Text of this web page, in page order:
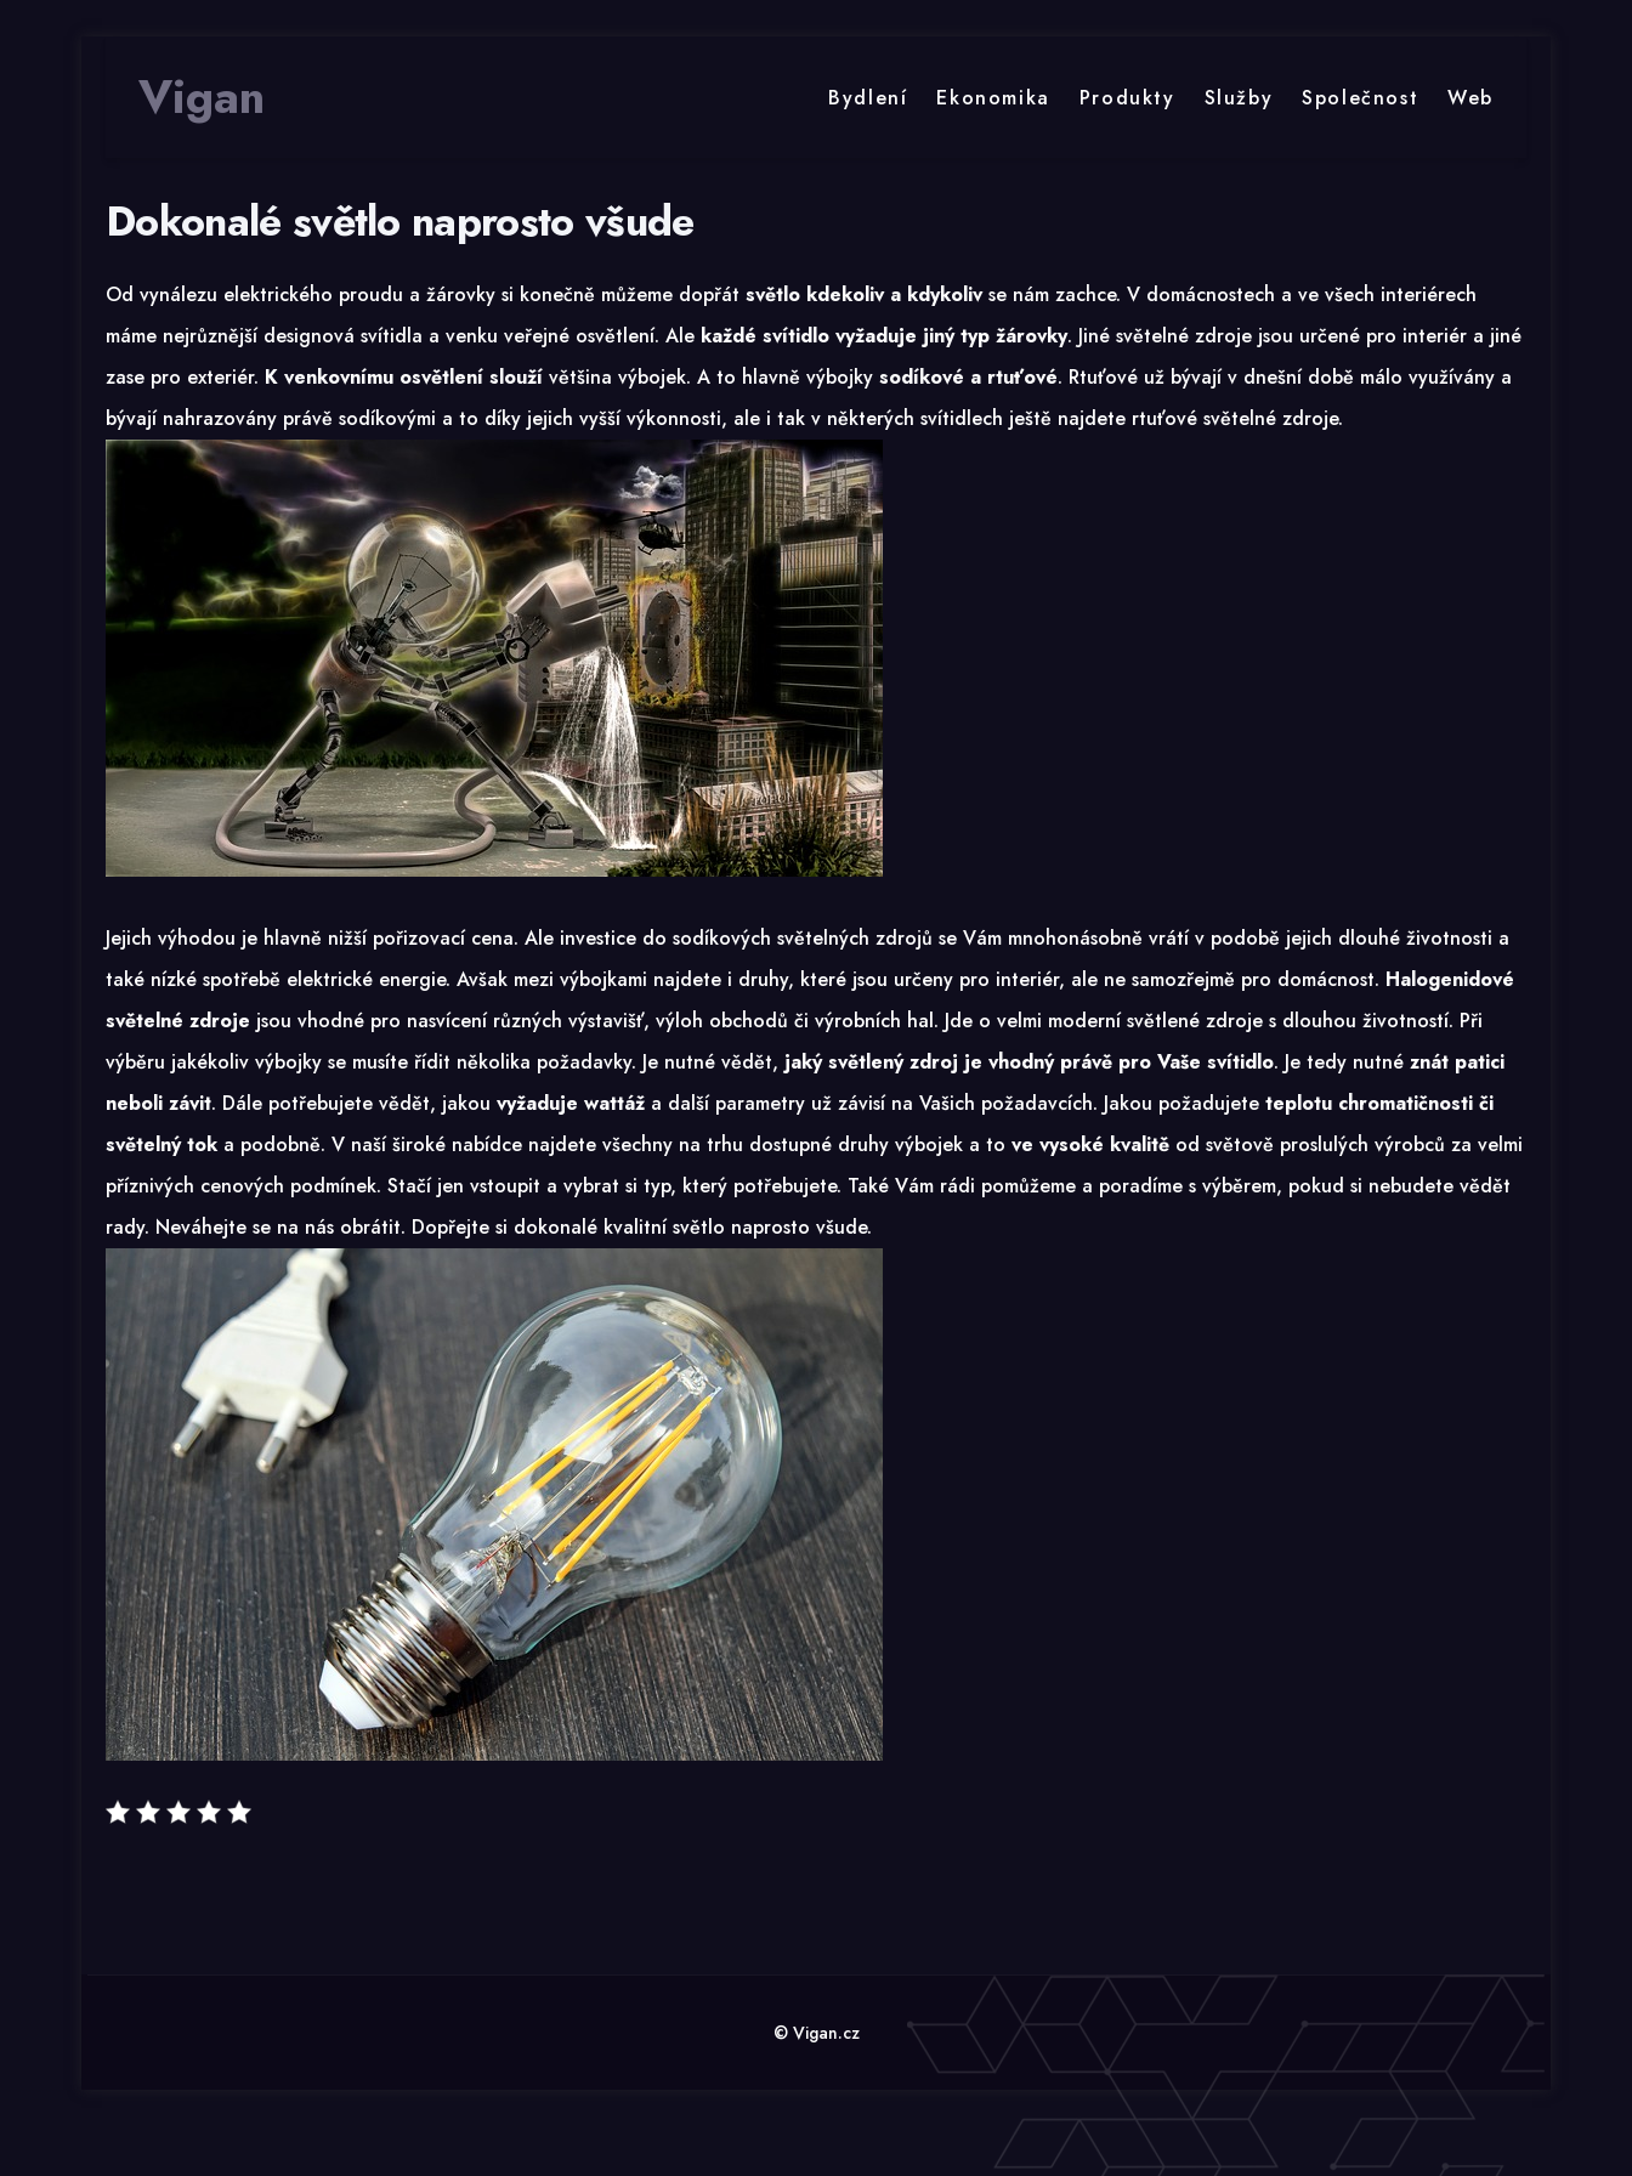
Vigan Bydlení Ekonomika Produkty Služby Společnost Web
Dokonalé světlo naprosto všude
Od vynálezu elektrického proudu a žárovky si konečně můžeme dopřát světlo kdekoliv a kdykolivse nám zachce. V domácnostech a ve všech interiérech
máme nejrůznější designová svítidla a venku veřejné osvětlení. Ale každé svítidlo vyžaduje jiný typ žárovky. Jiné světelné zdroje jsou určené pro interiér a jiné
zase pro exteriér. K venkovnímu osvětlení slouží většina výbojek. A to hlavně výbojky sodíkové a rtuťové. Rtuťové už bývají v dnešní době málo využívány a
bývají nahrazovány právě sodíkovými a to díky jejich vyšší výkonnosti, ale i tak v některých svítidlech ještě najdete rtuťové světelné zdroje.
Jejich výhodou je hlavně nižší pořizovací cena. Ale investice do sodíkových světelných zdrojů se Vám mnohonásobně vrátí v podobě jejich dlouhé životnosti a
také nízké spotřebě elektrické energie. Avšak mezi výbojkami najdete i druhy, které jsou určeny pro interiér, ale ne samozřejmě pro domácnost. Halogenidové
světelné zdroje jsou vhodné pro nasvícení různých výstavišť, výloh obchodů či výrobních hal. Jde o velmi moderní světlené zdroje s dlouhou životností. Při
výběru jakékoliv výbojky se musíte řídit několika požadavky. Je nutné vědět, jaký světlený zdroj je vhodný právě pro Vaše svítidlo. Je tedy nutné znát patici
neboli závit. Dále potřebujete vědět, jakou vyžaduje wattáž a další parametry už závisí na Vašich požadavcích. Jakou požadujete teplotu chromatičnosti či
světelný tok a podobně. V naší široké nabídce najdete všechny na trhu dostupné druhy výbojek a to ve vysoké kvalitě od světově proslulých výrobců za velmi
příznivých cenových podmínek. Stačí jen vstoupit a vybrat si typ, který potřebujete. Také Vám rádi pomůžeme a poradíme s výběrem, pokud si nebudete vědět
rady. Neváhejte se na nás obrátit. Dopřejte si dokonalé kvalitní světlo naprosto všude.
© Vigan.cz